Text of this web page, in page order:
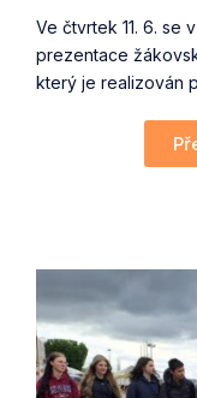
Ve čtvrtek 11. 6. se
prezentace
který je realizován